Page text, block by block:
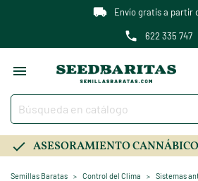
Envío gratis a partir
622 335 747

ASESORAMIENTO CANNÁBICO
Semillas Baratas Control del Clima Sistemas